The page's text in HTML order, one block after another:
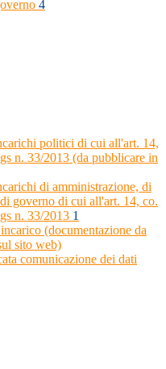
4
politici di cui all'art. 14,
n. 33/2013 (da pubblicare in
di amministrazione, di
governo di cui all'art. 14, co.
n. 33/2013 1
(documentazione da
sito web)
comunicazione dei dati